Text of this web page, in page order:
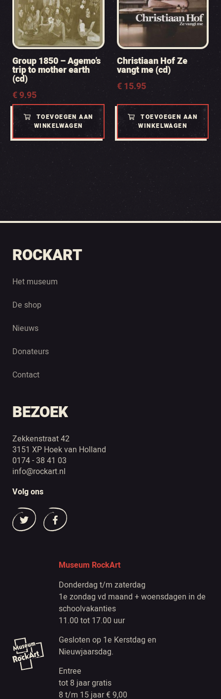
Group 1850 – Agemo’s
trip to mother earth
(cd)
€9.95
TOEVOEGEN AAN
WINKELWAGEN
Christiaan Hof Ze
vangt me (cd)
€15.95
TOEVOEGEN AAN
WINKELWAGEN
ROCKART
Het museum
De shop
Nieuws
Donateurs
Contact
BEZOEK
Zekkenstraat 42
3151 XP Hoek van Holland
0174 - 38 41 03
info@rockart.nl
Volg ons
Museum RockArt
Donderdag t/m zaterdag
1e zondag vd maand + woensdagen in de
schoolvakanties
11.00 tot 17.00 uur
Gesloten op 1e Kerstdag en
Nieuwjaarsdag.
Entree
tot 8 jaar gratis
8 t/m 15 jaar € 9,00